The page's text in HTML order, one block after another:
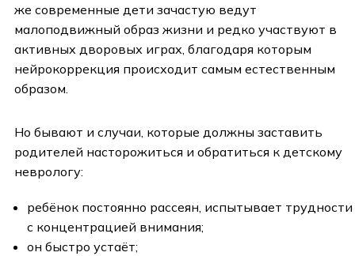
же современные дети зачастую ведут
малоподвижный образ жизни и редко участвуют в
активных дворовых играх, благодаря которым
нейрокоррекция происходит самым естественным
образом.
Но бывают и случаи, которые должны заставить
родителей насторожиться и обратиться к детскому
неврологу:
ребёнок постоянно рассеян, испытывает трудности
с концентрацией внимания;
он быстро устаёт;